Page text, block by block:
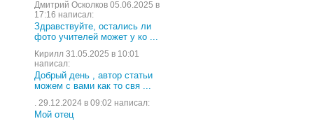
Дмитрий Осколков 05.06.2025 в
17:16 написал:
Здравствуйте, остались ли
фото учителей может у ко ...
Кирилл 31.05.2025 в 10:01
написал:
Добрый день , автор статьи
можем с вами как то свя ...
. 29.12.2024 в 09:02 написал:
Мой отец